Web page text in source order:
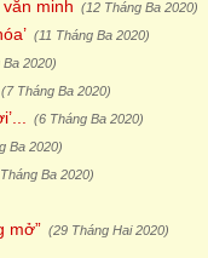
minh (12 Tháng Ba 2020)
(11 Tháng Ba 2020)
2020)
(7 Tháng Ba 2020)
(6 Tháng Ba 2020)
Ba 2020)
Ba 2020)
mở” (29 Tháng Hai 2020)